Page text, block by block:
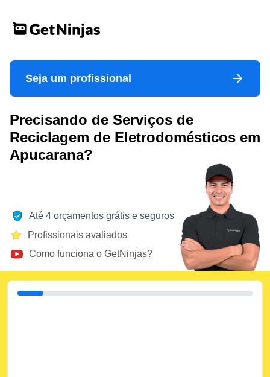
Seja um profissional
Precisando de Serviços de
Reciclagem de Eletrodomésticos em
Apucarana?
Até 4 orçamentos grátis e seguros
Profissionais avaliados
Como funciona o GetNinjas?